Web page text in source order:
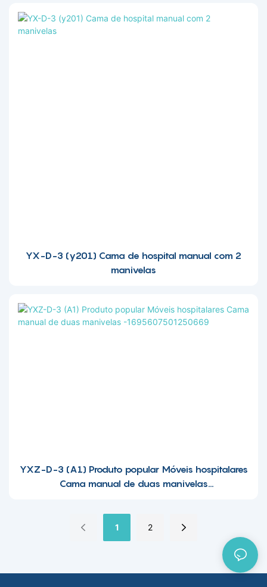
YX-D-3 (y201) Cama de hospital manual com 2
manivelas
YXZ-D-3 (A1) Produto popular Móveis hospitalares
Cama manual de duas manivelas
1 2